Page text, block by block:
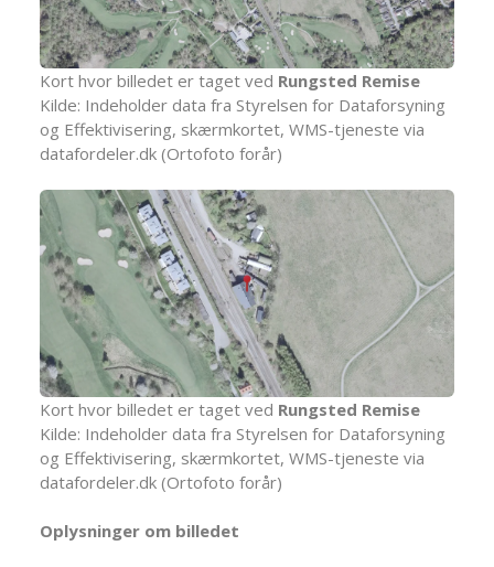
Kort hvor billedet er taget ved Rungsted Remise
Kilde: Indeholder data fra Styrelsen for Dataforsyning
og Effektivisering, skærmkortet, WMS-tjeneste via
datafordeler.dk (Ortofoto forår)
Kort hvor billedet er taget ved Rungsted Remise
Kilde: Indeholder data fra Styrelsen for Dataforsyning
og Effektivisering, skærmkortet, WMS-tjeneste via
datafordeler.dk (Ortofoto forår)
Oplysninger om billedet